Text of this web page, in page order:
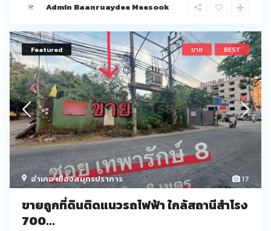
Admin Baanruaydee Meesook
17
อำเภอ เมืองสมุทรปราการ
Featured ขาย BEST
ขายถูกที่ดินติดแนวรถไฟฟ้า ใกล้สถานีสำโรง
700...